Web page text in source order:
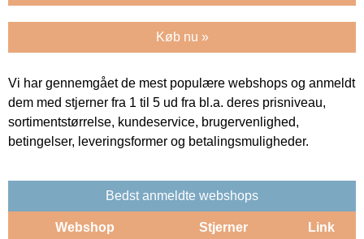
Køb nu »
Vi har gennemgået de mest populære webshops og anmeldt
dem med stjerner fra 1 til 5 ud fra bl.a. deres prisniveau,
sortimentstørrelse, kundeservice, brugervenlighed,
betingelser, leveringsformer og betalingsmuligheder.
Bedst anmeldte webshops
Webshop Stjerner Link